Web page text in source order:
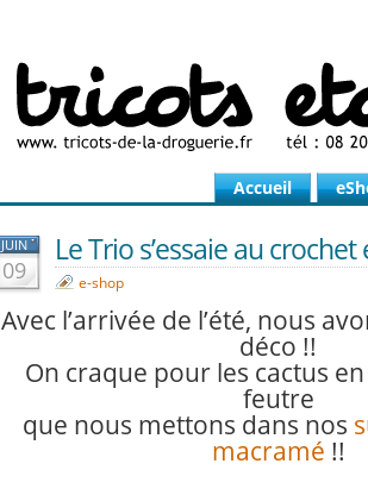
Accueil
JUIN
09
Le Trio s’essaie au
e-shop
Avec l’arrivée de l’été, nous
déco !!
On craque pour les cactus
feutre
que nous mettons dans nos
macramé !!